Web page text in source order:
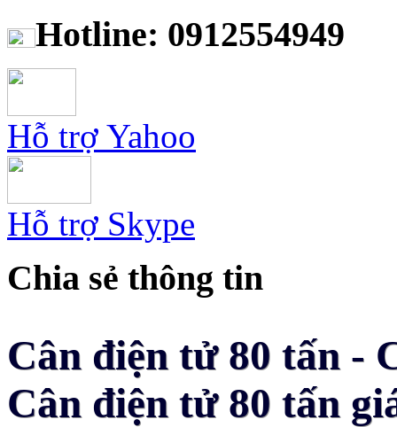
Hotline: 0912554949
Hỗ trợ Yahoo
Hỗ trợ Skype
Chia sẻ thông tin
Cân điện tử 80 tấn -
Cân điện tử 80 tấn